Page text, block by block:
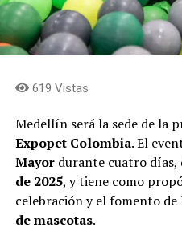
619 Vistas
Medellín será la sede de la
Expopet Colombia. El
Mayordurante cuatro días,
de 2025, y tiene como
celebración y el fomento
de mascotas.